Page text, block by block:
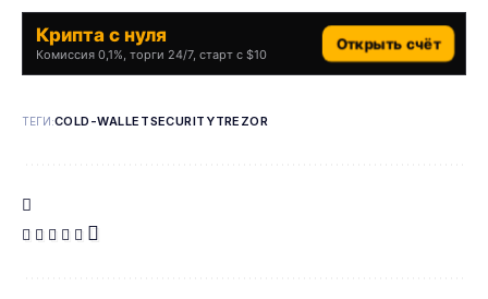
Крипта с нуля
Комиссия 0,1%, торги 24/7, старт с $10
Открыть счёт
ТЕГИ:COLD-WALLETSECURITYTREZOR